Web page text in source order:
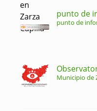
punto de
punto de
Municipio de